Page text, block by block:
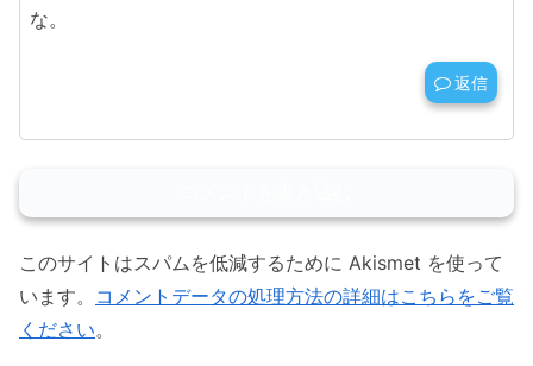
な。
返信
このサイトはスパムを低減するために Akismet を使って
います。 コメントデータの処理方法の詳細はこちらをご覧
ください。